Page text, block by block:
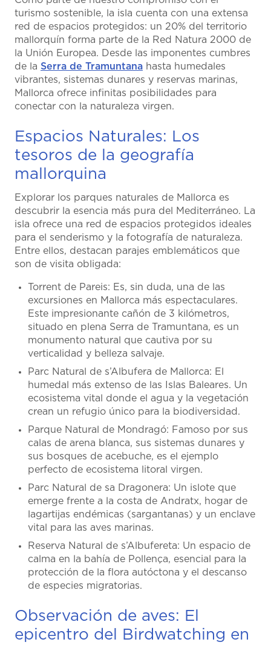
turismo sostenible, la isla cuenta con una extensa
red de espacios protegidos: un 20% del territorio
mallorquín forma parte de la Red Natura 2000 de
la Unión Europea. Desde las imponentes cumbres
de la Serra de Tramuntana hasta humedales
vibrantes, sistemas dunares y reservas marinas,
Mallorca ofrece infinitas posibilidades para
conectar con la naturaleza virgen.
Espacios Naturales: Los
tesoros de la geografía
mallorquina
Explorar los parques naturales de Mallorca es
descubrir la esencia más pura del Mediterráneo. La
isla ofrece una red de espacios protegidos ideales
para el senderismo y la fotografía de naturaleza.
Entre ellos, destacan parajes emblemáticos que
son de visita obligada:
Torrent de Pareis: Es, sin duda, una de las
excursiones en Mallorca más espectaculares.
Este impresionante cañón de 3 kilómetros,
situado en plena Serra de Tramuntana, es un
monumento natural que cautiva por su
verticalidad y belleza salvaje.
Parc Natural de s’Albufera de Mallorca: El
humedal más extenso de las Islas Baleares. Un
ecosistema vital donde el agua y la vegetación
crean un refugio único para la biodiversidad.
Parque Natural de Mondragó: Famoso por sus
calas de arena blanca, sus sistemas dunares y
sus bosques de acebuche, es el ejemplo
perfecto de ecosistema litoral virgen.
Parc Natural de sa Dragonera: Un islote que
emerge frente a la costa de Andratx, hogar de
lagartijas endémicas (sargantanas) y un enclave
vital para las aves marinas.
Reserva Natural de s’Albufereta: Un espacio de
calma en la bahía de Pollença, esencial para la
protección de la flora autóctona y el descanso
de especies migratorias.
Observación de aves: El
epicentro del Birdwatching en